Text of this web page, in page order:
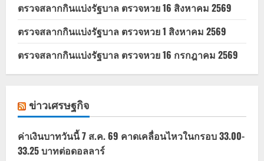
ตรวจสลากกินแบ่งรัฐบาล ตรวจหวย 16 สิงหาคม 2569
ตรวจสลากกินแบ่งรัฐบาล ตรวจหวย 1 สิงหาคม 2569
ตรวจสลากกินแบ่งรัฐบาล ตรวจหวย 16 กรกฎาคม 2569
ข่าวเศรษฐกิจ
ค่าเงินบาทวันนี้ 7 ส.ค. 69 คาดเคลื่อนไหวในกรอบ 33.00-
33.25 บาทต่อดอลลาร์